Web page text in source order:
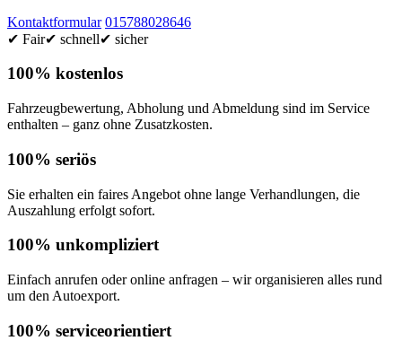
Kontaktformular 015788028646
✔ Fair✔ schnell✔ sicher
100% kostenlos
Fahrzeugbewertung, Abholung und Abmeldung sind im Service
enthalten – ganz ohne Zusatzkosten.
100% seriös
Sie erhalten ein faires Angebot ohne lange Verhandlungen, die
Auszahlung erfolgt sofort.
100% unkompliziert
Einfach anrufen oder online anfragen – wir organisieren alles rund
um den Autoexport.
100% serviceorientiert